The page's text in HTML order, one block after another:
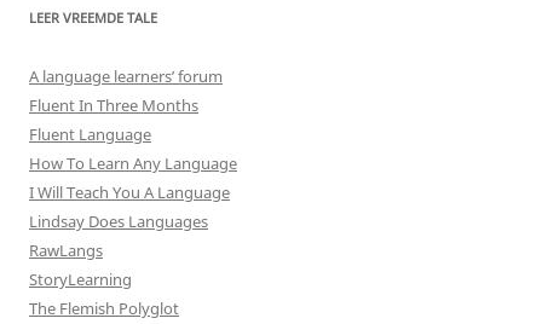
LEER VREEMDE TALE
A language learners’ forum
Fluent In Three Months
Fluent Language
How To Learn Any Language
I Will Teach You A Language
Lindsay Does Languages
RawLangs
StoryLearning
The Flemish Polyglot